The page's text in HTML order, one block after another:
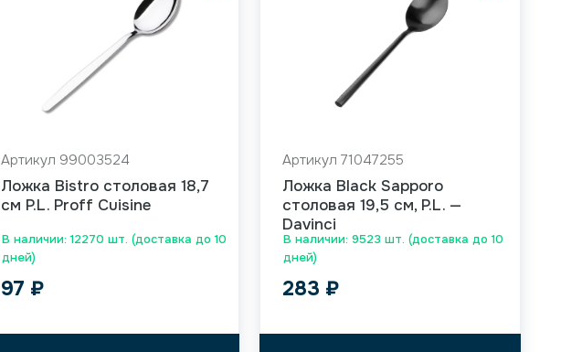
В наличии: 12270 шт. (доставка до 10
дней)
Артикул 99003524
Ложка Bistro столовая 18,7
см P.L. Proff Cuisine
97 ₽
В наличии: 9523 шт. (доставка до 10
дней)
Артикул 71047255
Ложка Black Sapporo
столовая 19,5 см, P.L. —
Davinci
283 ₽